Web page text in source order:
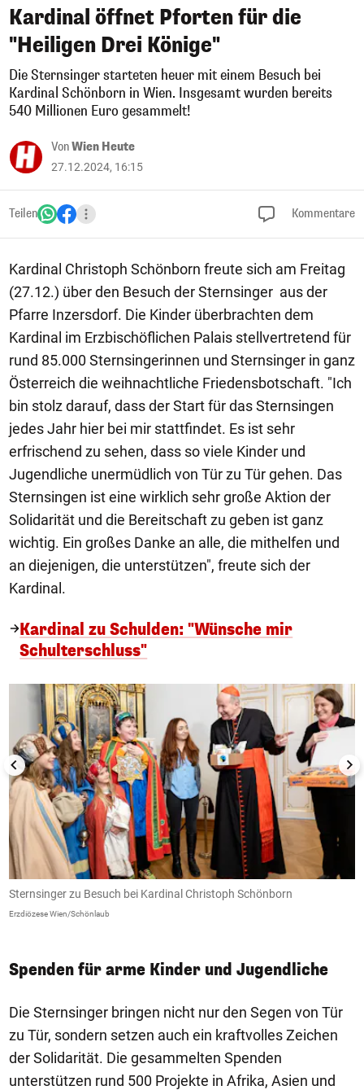
Kardinal öffnet Pforten für die
"Heiligen Drei Könige"
Die Sternsinger starteten heuer mit einem Besuch bei
Kardinal Schönborn in Wien. Insgesamt wurden bereits
540 Millionen Euro gesammelt!
VonWien Heute
27.12.2024, 16:15
Teilen Kommentare
Kardinal Christoph Schönborn freute sich am Freitag
(27.12.) über den Besuch der Sternsinger aus der
Pfarre Inzersdorf. Die Kinder überbrachten dem
Kardinal im Erzbischöflichen Palais stellvertretend für
rund 85.000 Sternsingerinnen und Sternsinger in ganz
Österreich die weihnachtliche Friedensbotschaft. "Ich
bin stolz darauf, dass der Start für das Sternsingen
jedes Jahr hier bei mir stattfindet. Es ist sehr
erfrischend zu sehen, dass so viele Kinder und
Jugendliche unermüdlich von Tür zu Tür gehen. Das
Sternsingen ist eine wirklich sehr große Aktion der
Solidarität und die Bereitschaft zu geben ist ganz
wichtig. Ein großes Danke an alle, die mithelfen und
an diejenigen, die unterstützen", freute sich der
Kardinal.
Kardinal zu Schulden: "Wünsche mir
Schulterschluss"
1/5
Sternsinger zu Besuch bei Kardinal Christoph Schönborn
Erzdiözese Wien/Schönlaub
Spenden für arme Kinder und Jugendliche
Die Sternsinger bringen nicht nur den Segen von Tür
zu Tür, sondern setzen auch ein kraftvolles Zeichen
der Solidarität. Die gesammelten Spenden
unterstützen rund 500 Projekte in Afrika, Asien und